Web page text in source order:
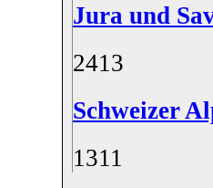
Jura und
2413
Schweizer
1311